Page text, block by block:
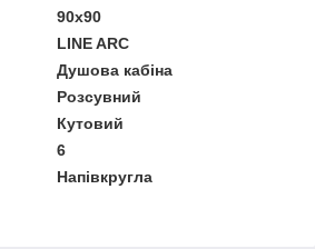
90x90
LINE ARC
Душова кабіна
Розсувний
Кутовий
6
Напівкругла